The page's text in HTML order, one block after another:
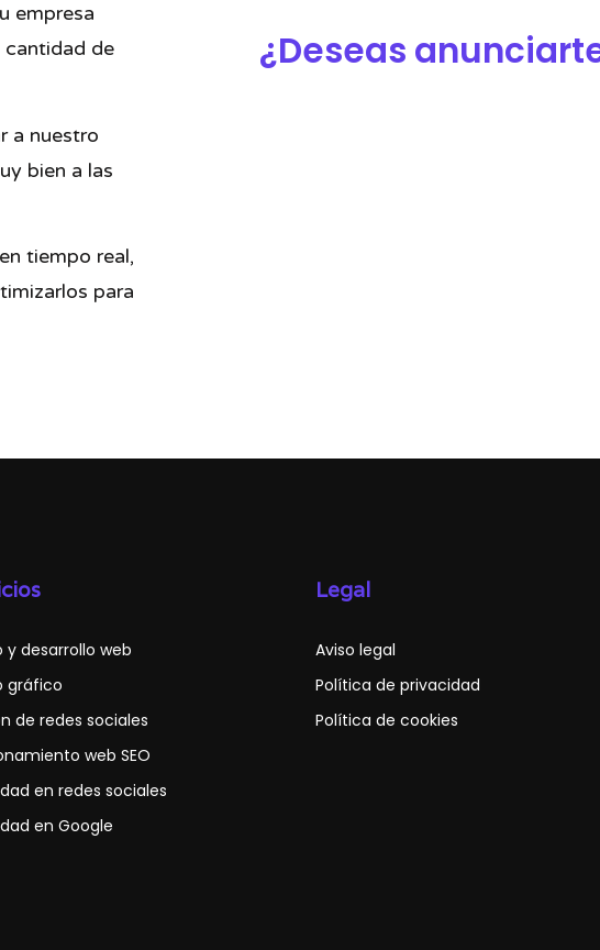
empresa
cantidad de
a nuestro
bien a las
tiempo real,
para
¿Deseas
y desarrollo web
gráfico
de redes sociales
web SEO
en redes sociales
en Google
Legal
Aviso legal
Política de privacidad
Política de cookies